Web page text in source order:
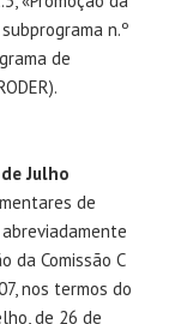
n.º
de
Julho
de
da Comissão C
nos termos do
de 26 de